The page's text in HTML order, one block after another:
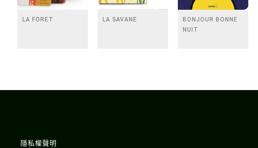
LA FORET LA SAVANE
BONJOUR BONNE
NUIT
隱私權聲明